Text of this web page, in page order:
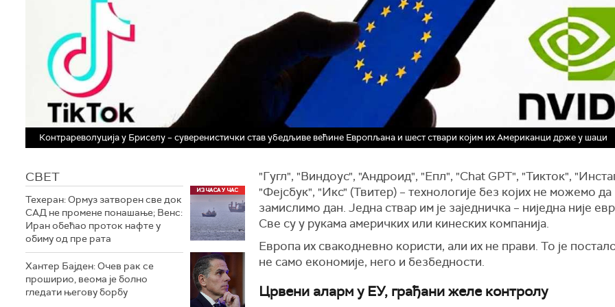
Контрареволуција у Бриселу – суверенистички став убедљиве већине Европљана и шест ствари којим их Американци држе у шаци
СВЕТ
Техеран: Ормуз затворен све док
САД не промене понашање; Венс:
Иран обећао проток нафте у
обиму од пре рата
Хантер Бајден: Очев рак се
проширио, веома је болно
гледати његову борбу
"Гугл", "Виндоус", "Андроид", "Епл", "Chat GPT", "Тикток",
"Фејсбук", "Икс" (Твитер) – технологије без којих не можемо да
замислимо дан. Једна ствар им је заједничка – ниједна није
Све су у рукама америчких или кинеских компанија.
Европа их свакодневно користи, али их не прави. То је
не само економије, него и безбедности.
Црвени аларм у ЕУ, грађани желе контролу